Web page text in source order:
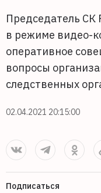
Председатель СК
в режиме видео-
оперативное
вопросы
следственных
02.04.2021 20:15:00
Подписаться